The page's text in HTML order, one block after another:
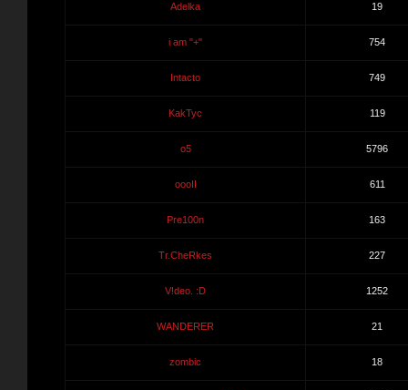
Adelka 19
i am "+" 754
Intacto 749
KakTyc 119
o5 5796
oooII 611
Pre100n 163
Tr.CheRkes 227
V!deo. :D 1252
WANDERER 21
zombic 18